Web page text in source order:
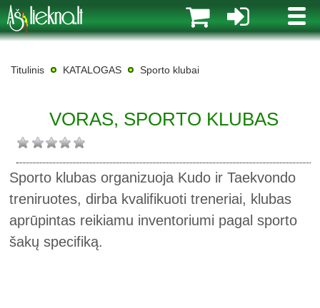
MENIU
Titulinis KATALOGAS Sporto klubai
VORAS, SPORTO KLUBAS
Sporto klubas organizuoja Kudo ir Taekvondo
treniruotes, dirba kvalifikuoti treneriai, klubas
aprūpintas reikiamu inventoriumi pagal sporto
šakų specifiką.